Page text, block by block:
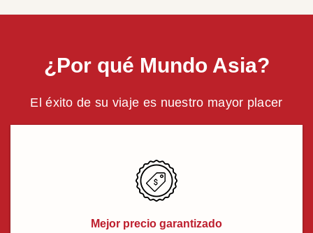
¿Por qué Mundo Asia?
El éxito de su viaje es nuestro mayor placer
Mejor precio garantizado